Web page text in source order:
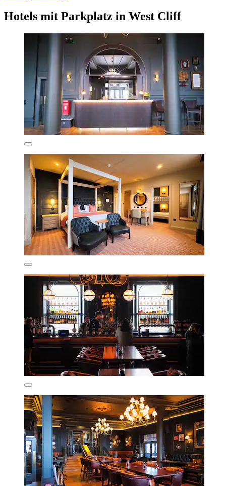
Hotels mit Parkplatz in West Cliff